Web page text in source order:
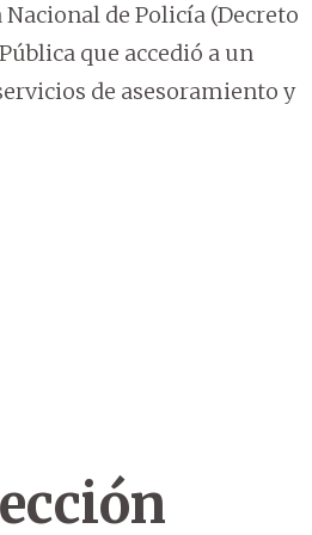
de Policía (Decreto
que accedió a un
de asesoramiento y